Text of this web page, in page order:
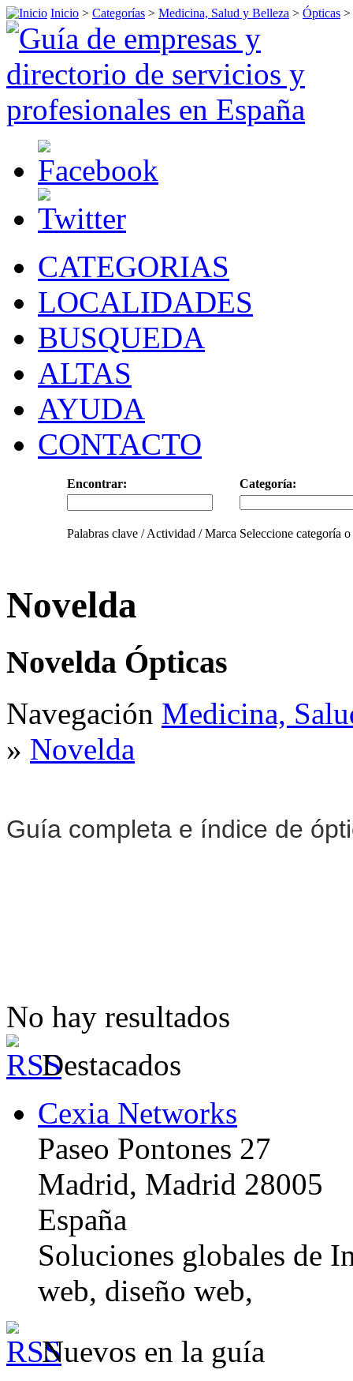
Inicio > Categorías > Medicina, Salud y Belleza > Ópticas >
CATEGORIAS
LOCALIDADES
BUSQUEDA
ALTAS
AYUDA
CONTACTO
Encontrar: Categoría:
Palabras clave / Actividad / Marca Seleccione categoría
Novelda
Novelda Ópticas
Navegación Medicina,
» Novelda
Guía completa e índice de
No hay resultados
Destacados
Cexia Networks
Paseo Pontones 27
Madrid, Madrid 28005
España
Soluciones globales de
web, diseño web,
Nuevos en la guía